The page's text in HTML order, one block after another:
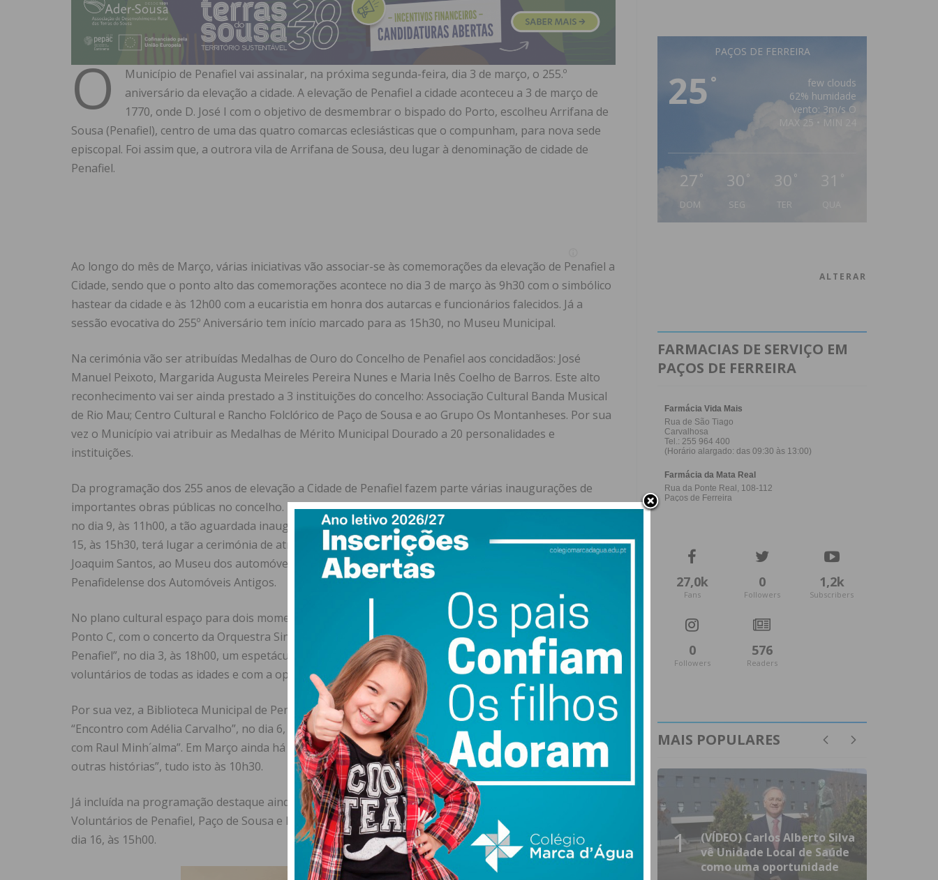
O
Município de Penafiel vai assinalar, na próxima segunda-feira, dia 3 de março, o 255.º
aniversário da elevação a cidade. A elevação de Penafiel a cidade aconteceu a 3 de março de
1770, onde D. José I com o objetivo de desmembrar o bispado do Porto, escolheu Arrifana de
Sousa (Penafiel), centro de uma das quatro comarcas eclesiásticas que o compunham, para nova sede
episcopal. Foi assim que, a outrora vila de Arrifana de Sousa, deu lugar à denominação de cidade de
Penafiel.
Ao longo do mês de Março, várias iniciativas vão associar-se às comemorações da elevação de Penafiel a
Cidade, sendo que o ponto alto das comemorações acontece no dia 3 de março às 9h30 com o simbólico
hastear da cidade e às 12h00 com a eucaristia em honra dos autarcas e funcionários falecidos. Já a
sessão evocativa do 255º Aniversário tem início marcado para as 15h30, no Museu Municipal.
Na cerimónia vão ser atribuídas Medalhas de Ouro do Concelho de Penafiel aos concidadãos: José
Manuel Peixoto, Margarida Augusta Meireles Pereira Nunes e Maria Inês Coelho de Barros. Este alto
reconhecimento vai ser ainda prestado a 3 instituições do concelho: Associação Cultural Banda Musical
de Rio Mau; Centro Cultural e Rancho Folclórico de Paço de Sousa e ao Grupo Os Montanheses. Por sua
vez o Município vai atribuir as Medalhas de Mérito Municipal Dourado a 20 personalidades e
instituições.
Da programação dos 255 anos de elevação a Cidade de Penafiel fazem parte várias inaugurações de
importantes obras públicas no concelho. No dia 2, às 11h00, em Santa Marta, com a Creche Municipal e
no dia 9, às 11h00, a tão aguardada inauguração das rotundas na interseção da EN 106 e A4. Já no dia
15, às 15h30, terá lugar a cerimónia de atribuição oficial do nome do saudoso piloto penafidelense
Joaquim Santos, ao Museu dos automóveis antigos, no espaço localizado junto à sede do Clube
Penafidelense dos Automóveis Antigos.
No plano cultural espaço para dois momentos importantes na casa de espetáculos de Penafiel – o
Ponto C, com o concerto da Orquestra Sinfónica da GNR, no dia 1, às 17h30, e um especial “Atlas
Penafiel”, no dia 3, às 18h00, um espetáculo divertido e democrático com a participação de dezenas de
voluntários de todas as idades e com a oportunidade de subir a um palco e sentir a representação.
Por sua vez, a Biblioteca Municipal de Penafiel, que comemora o seu 30º aniversário, promove o
“Encontro com Adélia Carvalho”, no dia 6, às 10h30 e 14h00, e no dia seguinte, às 21h00, o “À Conversa
com Raul Minh´alma”. Em Março ainda há tempo para a “Hora do Conto” com a “Lenda de Penafiel e
outras histórias”, tudo isto às 10h30.
Já incluída na programação destaque ainda para o habitual desfile das corporações de Bombeiros
Voluntários de Penafiel, Paço de Sousa e Entre-os-Rios, no Dia Municipal do Bombeiro, a decorrer no
dia 16, às 15h00.
PAÇOS DE FERREIRA
25 °
few clouds
62% humidade
vento: 3m/s O
MAX 25 • MIN 24
27 °
DOM
30 °
SEG
30 °
TER
31 °
ALTERAR
FARMACIAS DE SERVIÇO EM
PAÇOS DE FERREIRA
27,0k
Fans
0
Followers
1,2k
Subscribers
0
Followers
576
Readers
MAIS POPULARES
1
(VÍDEO) Carlos Alberto Silva
vê Unidade Local de Saúde
como uma oportunidade